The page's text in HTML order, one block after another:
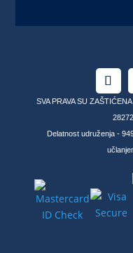
SVA PRAVA SU
Delatnost udruženja -